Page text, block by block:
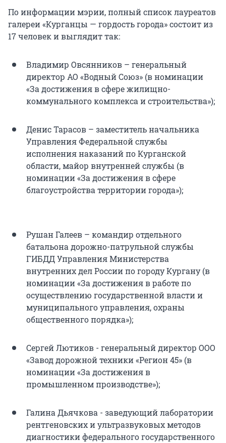
По информации мэрии, полный список лауреатов
галереи «Курганцы — гордость города» состоит из
17 человек и выглядит так:
Владимир Овсянников – генеральный
директор АО «Водный Союз» (в номинации
«За достижения в сфере жилищно-
коммунального комплекса и строительства»);
Денис Тарасов – заместитель начальника
Управления Федеральной службы
исполнения наказаний по Курганской
области, майор внутренней службы (в
номинации «За достижения в сфере
благоустройства территории города»);
Рушан Галеев – командир отдельного
батальона дорожно-патрульной службы
ГИБДД Управления Министерства
внутренних дел России по городу Кургану (в
номинации «За достижения в работе по
осуществлению государственной власти и
муниципального управления, охраны
общественного порядка»);
Сергей Лютиков - генеральный директор ООО
«Завод дорожной техники «Регион 45» (в
номинации «За достижения в
промышленном производстве»);
Галина Дьячкова - заведующий лаборатории
рентгеновских и ультразвуковых методов
диагностики федерального государственного